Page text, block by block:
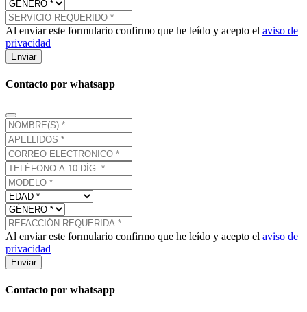
Al enviar este formulario confirmo que he leído y acepto el aviso de
privacidad
Enviar
Contacto por whatsapp
Al enviar este formulario confirmo que he leído y acepto el aviso de
privacidad
Enviar
Contacto por whatsapp